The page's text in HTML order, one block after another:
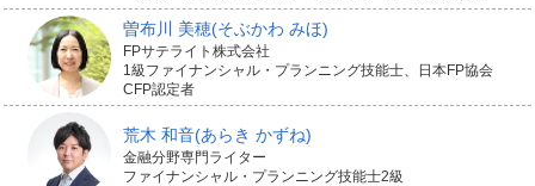
曽布川 美穂(そぶかわ みほ)
FPサテライト株式会社
1級ファイナンシャル・プランニング技能士、日本FP協会
CFP認定者
荒木 和音(あらき かずね)
金融分野専門ライター
ファイナンシャル・プランニング技能士2級